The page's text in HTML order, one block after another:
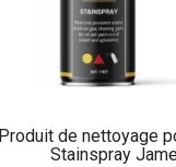
Produit de nettoyage
Stainspray